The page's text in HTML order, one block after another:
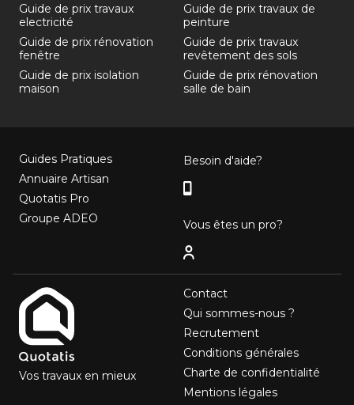
Guide de prix travaux
electricité
Guide de prix rénovation
fenêtre
Guide de prix isolation
maison
Guide de prix travaux de
peinture
Guide de prix travaux
revêtement des sols
Guide de prix rénovation
salle de bain
Vos travaux en mieux
Contact
Qui sommes-nous ?
Recrutement
Conditions générales
Charte de confidentialité
Mentions légales
Guides Pratiques
Annuaire Artisan
Quotatis Pro
Groupe ADEO
Besoin d'aide?
Vous êtes un pro?